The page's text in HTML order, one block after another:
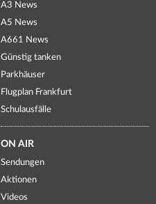
A3 News
A5 News
A661 News
Günstig tanken
Parkhäuser
Flugplan Frankfurt
Schulausfälle
ON AIR
Sendungen
Aktionen
Videos